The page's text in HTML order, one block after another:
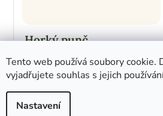
Tento web používá soubory
vyjadřujete souhlas s jejich
Nastavení
Horký punč
Vyprodáno
459 Kč